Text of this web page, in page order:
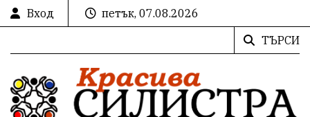
Вход
петък, 07.08.2026
ТЪРСИ